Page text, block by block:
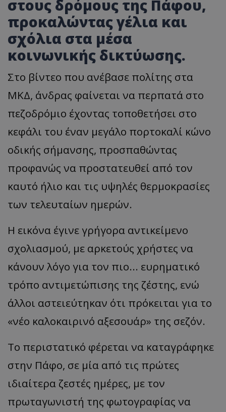
στους δρόμους της Πάφου,
προκαλώντας γέλια και
σχόλια στα μέσα
κοινωνικής δικτύωσης.
Στο βίντεο που ανέβασε πολίτης στα
ΜΚΔ, άνδρας φαίνεται να περπατά στο
πεζοδρόμιο έχοντας τοποθετήσει στο
κεφάλι του έναν μεγάλο πορτοκαλί κώνο
οδικής σήμανσης, προσπαθώντας
προφανώς να προστατευθεί από τον
καυτό ήλιο και τις υψηλές θερμοκρασίες
των τελευταίων ημερών.
Η εικόνα έγινε γρήγορα αντικείμενο
σχολιασμού, με αρκετούς χρήστες να
κάνουν λόγο για τον πιο... ευρηματικό
τρόπο αντιμετώπισης της ζέστης, ενώ
άλλοι αστειεύτηκαν ότι πρόκειται για το
«νέο καλοκαιρινό αξεσουάρ» της σεζόν.
Το περιστατικό φέρεται να καταγράφηκε
στην Πάφο, σε μία από τις πρώτες
ιδιαίτερα ζεστές ημέρες, με τον
πρωταγωνιστή της φωτογραφίας να